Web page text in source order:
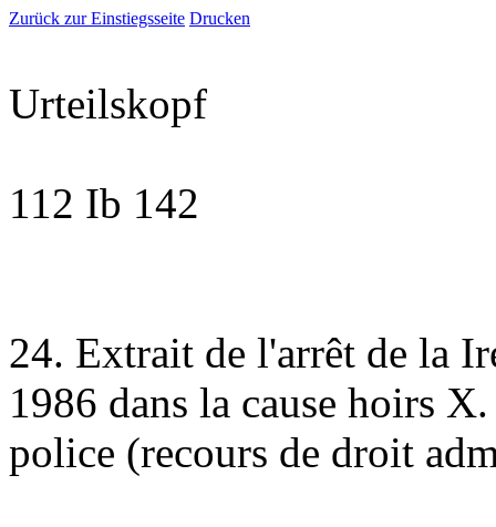
Zurück zur Einstiegsseite Drucken
Urteilskopf
112 Ib 142
24. Extrait de l'arrêt de la
1986 dans la cause hoirs
police (recours de droit